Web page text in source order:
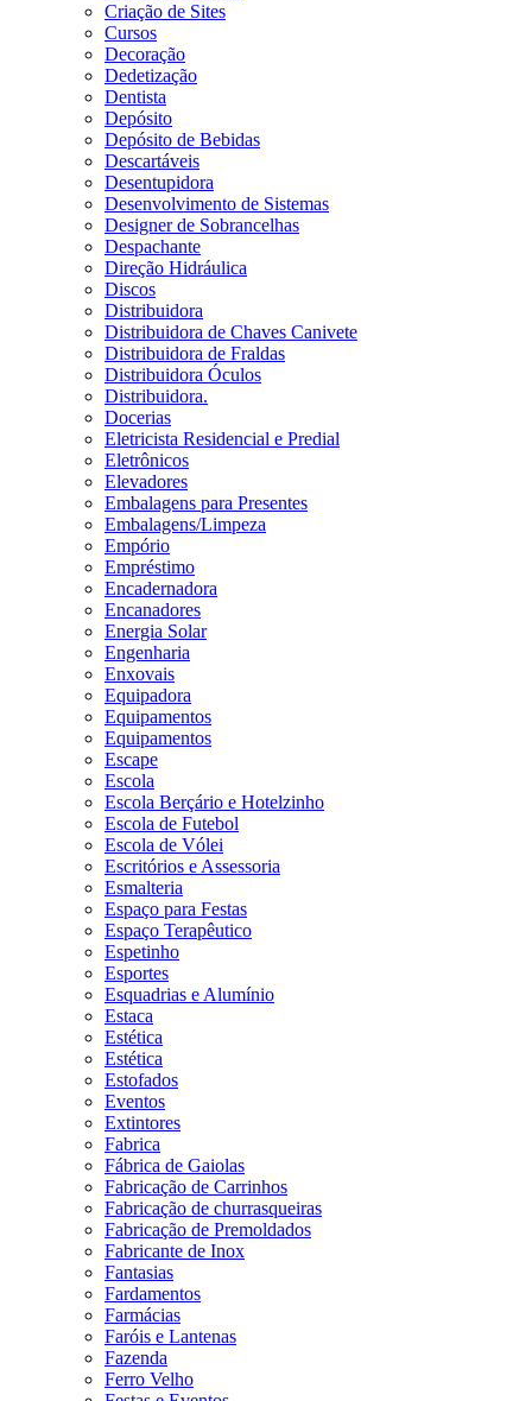
Criação de Sites
Cursos
Decoração
Dedetização
Dentista
Depósito
Depósito de Bebidas
Descartáveis
Desentupidora
Desenvolvimento de Sistemas
Designer de Sobrancelhas
Despachante
Direção Hidráulica
Discos
Distribuidora
Distribuidora de Chaves Canivete
Distribuidora de Fraldas
Distribuidora Óculos
Distribuidora.
Docerias
Eletricista Residencial e Predial
Eletrônicos
Elevadores
Embalagens para Presentes
Embalagens/Limpeza
Empório
Empréstimo
Encadernadora
Encanadores
Energia Solar
Engenharia
Enxovais
Equipadora
Equipamentos
Equipamentos
Escape
Escola
Escola Berçário e Hotelzinho
Escola de Futebol
Escola de Vólei
Escritórios e Assessoria
Esmalteria
Espaço para Festas
Espaço Terapêutico
Espetinho
Esportes
Esquadrias e Alumínio
Estaca
Estética
Estética
Estofados
Eventos
Extintores
Fabrica
Fábrica de Gaiolas
Fabricação de Carrinhos
Fabricação de churrasqueiras
Fabricação de Premoldados
Fabricante de Inox
Fantasias
Fardamentos
Farmácias
Faróis e Lantenas
Fazenda
Ferro Velho